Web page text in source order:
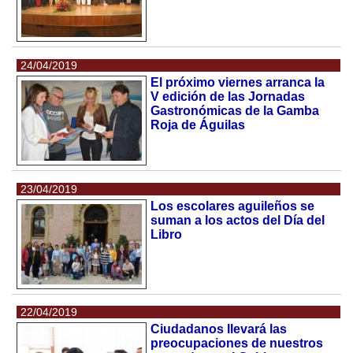
24/04/2019
El próximo viernes arranca la
V edición de las Jornadas
Gastronómicas de la Gamba
Roja de Águilas
23/04/2019
Los escolares aguileños se
suman a los actos del Día del
Libro
22/04/2019
Ciudadanos llevará las
preocupaciones de nuestros